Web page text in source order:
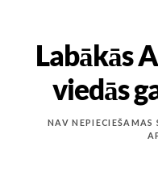
Labākās
viedās
NAV NEPIECIEŠAMAS